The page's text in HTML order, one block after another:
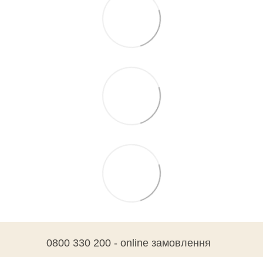
0800 330 200 - online замовлення